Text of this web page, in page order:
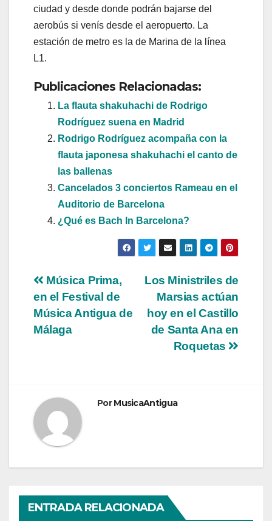
ciudad y desde donde podrán bajarse del
aerobús si venís desde el aeropuerto. La
estación de metro es la de Marina de la línea
L1.
Publicaciones Relacionadas:
La flauta shakuhachi de Rodrigo
Rodríguez suena en Madrid
Rodrigo Rodríguez acompaña con la
flauta japonesa shakuhachi el canto de
las ballenas
Cancelados 3 conciertos Rameau en el
Auditorio de Barcelona
¿Qué es Bach In Barcelona?
Navegación
de
entradas
Los Ministriles de
Marsias actúan
hoy en el Castillo
de Santa Ana en
Roquetas
Música Prima,
en el Festival de
Música Antigua de
Málaga
PorMusicaAntigua
ENTRADA RELACIONADA